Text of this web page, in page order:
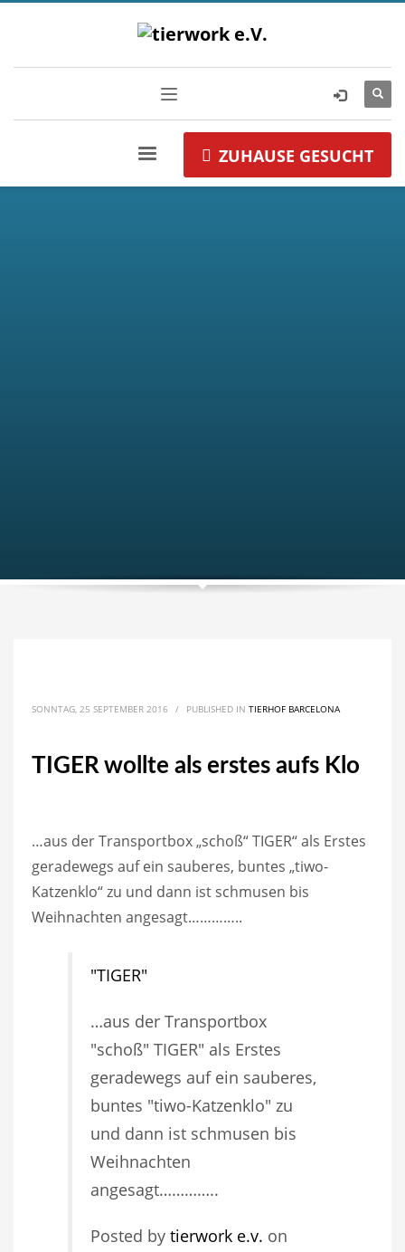
ZUHAUSE GESUCHT
SONNTAG, 25 SEPTEMBER 2016 / PUBLISHED IN TIERHOF BARCELONA
TIGER wollte als erstes aufs Klo
…aus der Transportbox „schoß“ TIGER“ als Erstes
geradewegs auf ein sauberes, buntes „tiwo-
Katzenklo“ zu und dann ist schmusen bis
Weihnachten angesagt…………..
"TIGER"
…aus der Transportbox
"schoß" TIGER" als Erstes
geradewegs auf ein sauberes,
buntes "tiwo-Katzenklo" zu
und dann ist schmusen bis
Weihnachten
angesagt…………..
Posted by tierwork e.v. on